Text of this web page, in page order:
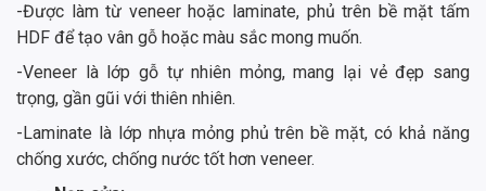
-Được làm từ veneer hoặc laminate, phủ trên bề mặt tấm
HDF để tạo vân gỗ hoặc màu sắc mong muốn.
-Veneer là lớp gỗ tự nhiên mỏng, mang lại vẻ đẹp sang
trọng, gần gũi với thiên nhiên.
-Laminate là lớp nhựa mỏng phủ trên bề mặt, có khả năng
chống xước, chống nước tốt hơn veneer.